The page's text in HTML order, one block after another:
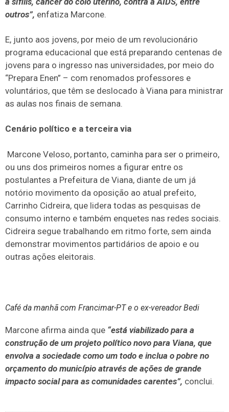
outros”, enfatiza Marcone.
E, junto aos jovens, por meio de um revolucionário
programa educacional que está preparando centenas de
jovens para o ingresso nas universidades, por meio do
“Prepara Enen” – com renomados professores e
voluntários, que têm se deslocado à Viana para ministrar
as aulas nos finais de semana.
Cenário político e a terceira via
Marcone Veloso, portanto, caminha para ser o primeiro,
ou uns dos primeiros nomes a figurar entre os
postulantes a Prefeitura de Viana, diante de um já
notório movimento da oposição ao atual prefeito,
Carrinho Cidreira, que lidera todas as pesquisas de
consumo interno e também enquetes nas redes sociais.
Cidreira segue trabalhando em ritmo forte, sem ainda
demonstrar movimentos partidários de apoio e ou
outras ações eleitorais.
Café da manhã com Francimar-PT e o ex-vereador Bedi
Marcone afirma ainda que “está viabilizado para a
construção de um projeto político novo para Viana, que
envolva a sociedade como um todo e inclua o pobre no
orçamento do município através de ações de grande
impacto social para as comunidades carentes”, conclui.